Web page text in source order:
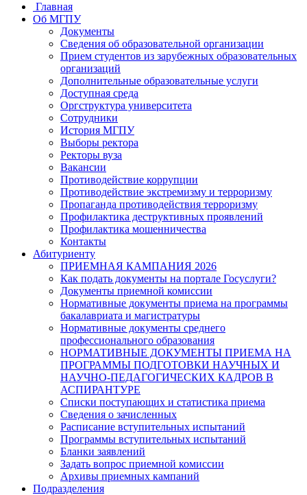
Главная
Об МГПУ
Документы
Сведения об образовательной организации
Прием студентов из зарубежных образовательных
организаций
Дополнительные образовательные услуги
Доступная среда
Оргструктура университета
Сотрудники
История МГПУ
Выборы ректора
Ректоры вуза
Вакансии
Противодействие коррупции
Противодействие экстремизму и терроризму
Пропаганда противодействия терроризму
Профилактика деструктивных проявлений
Профилактика мошенничества
Контакты
Абитуриенту
ПРИЕМНАЯ КАМПАНИЯ 2026
Как подать документы на портале Госуслуги?
Документы приемной комиссии
Нормативные документы приема на программы
бакалавриата и магистратуры
Нормативные документы среднего
профессионального образования
НОРМАТИВНЫЕ ДОКУМЕНТЫ ПРИЕМА НА
ПРОГРАММЫ ПОДГОТОВКИ НАУЧНЫХ И
НАУЧНО-ПЕДАГОГИЧЕСКИХ КАДРОВ В
АСПИРАНТУРЕ
Списки поступающих и статистика приема
Сведения о зачисленных
Расписание вступительных испытаний
Программы вступительных испытаний
Бланки заявлений
Задать вопрос приемной комиссии
Архивы приемных кампаний
Подразделения